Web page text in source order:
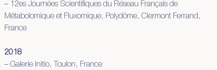
– 12es Journées Scientifiques du Réseau Français de
Métabolomique et Fluxomique, Polydôme, Clermont Ferrand,
France
2018
– Galerie Initio, Toulon, France